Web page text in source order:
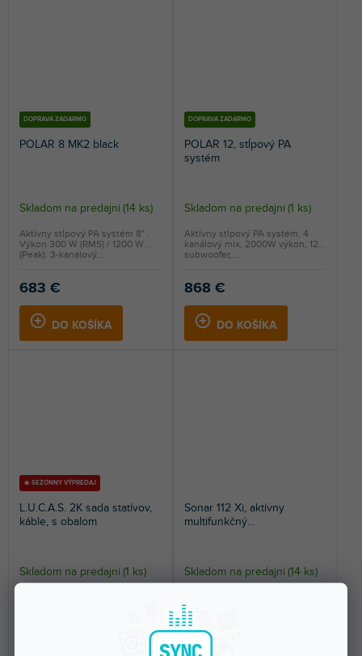
DOPRAVA ZADARMO
POLAR 8 MK2 black
Skladom na predajni (14 ks)
683 €
DO KOŠÍKA
Aktívny stĺpový PA systém 8" .
Výkon 300 W (RMS) / 1200 W
(Peak). 3-kanálový...
DOPRAVA ZADARMO
POLAR 12, stĺpový PA
systém
Skladom na predajni (1 ks)
868 €
DO KOŠÍKA
Aktívny stĺpový PA systém, 4
kanálový mix, 2000W výkon, 12"
subwoofer,...
🔥 SEZÓNNY VÝPREDAJ
L.U.C.A.S. 2K sada statívov,
káble, s obalom
Skladom na predajni (1 ks)
Sonar 112 Xi, aktívny
multifunkčný
Skladom na predajni (14 ks)
422 €
1200 W, DSP jednotka, LCD,
Bluetooth 5.0,...